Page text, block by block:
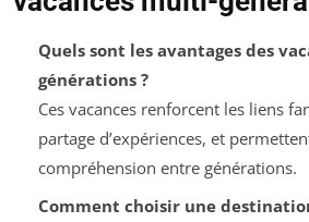
Quels sont les avantages des
générations ?
Ces vacances renforcent les liens
partage d’expériences, et
compréhension entre générations.
Comment choisir une